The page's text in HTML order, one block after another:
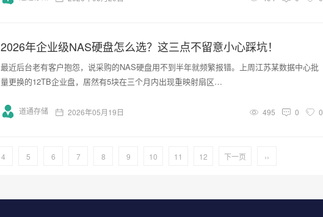
2026年企业级NAS硬盘怎么选？这三点不留意小心踩坑！
最近后台老有客户抱怨，说采购的NAS硬盘用不到半年就频繁报错。上周江苏某数据中心批
量更换的12TB企业盘，居然有5块在三个月内出现重映射扇区…
道通存储 2026年05月19日 495 0 0
4 5 6 7 8 9 10 11 12 下一页 ››